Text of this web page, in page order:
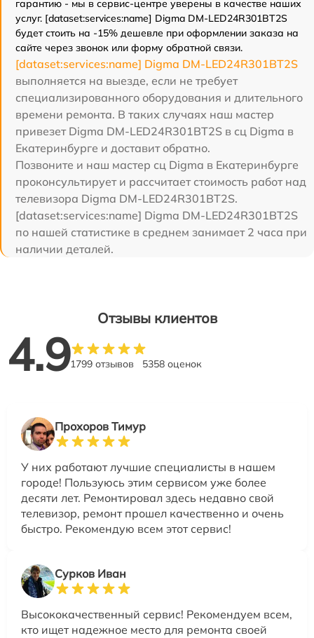
гарантию - мы в сервис-центре уверены в качестве наших
услуг. [dataset:services:name] Digma DM-LED24R301BT2S
будет стоить на -15% дешевле при оформлении заказа на
сайте через звонок или форму обратной связи.
[dataset:services:name] Digma DM-LED24R301BT2S
выполняется на выезде, если не требует
специализированного оборудования и длительного
времени ремонта. В таких случаях наш мастер
привезет Digma DM-LED24R301BT2S в сц Digma в
Екатеринбурге и доставит обратно.
Позвоните и наш мастер сц Digma в Екатеринбурге
проконсультирует и рассчитает стоимость работ над
телевизора Digma DM-LED24R301BT2S.
[dataset:services:name] Digma DM-LED24R301BT2S
по нашей статистике в среднем занимает 2 часа при
наличии деталей.
Отзывы клиентов
4.91799 отзывов 5358 оценок
Прохоров Тимур
У них работают лучшие специалисты в нашем
городе! Пользуюсь этим сервисом уже более
десяти лет. Ремонтировал здесь недавно свой
телевизор, ремонт прошел качественно и очень
быстро. Рекомендую всем этот сервис!
Сурков Иван
Высококачественный сервис! Рекомендуем всем,
кто ищет надежное место для ремонта своей